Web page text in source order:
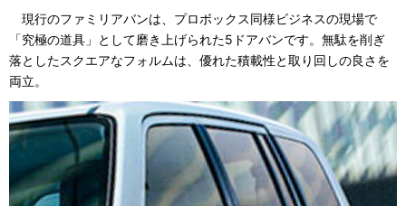
現行のファミリアバンは、プロボックス同様ビジネスの現場で
「究極の道具」として磨き上げられた5ドアバンです。無駄を削ぎ
落としたスクエアなフォルムは、優れた積載性と取り回しの良さを
両立。